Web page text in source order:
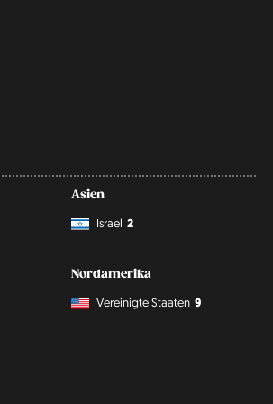
Asien
Israel 2
Nordamerika
Vereinigte Staaten 9